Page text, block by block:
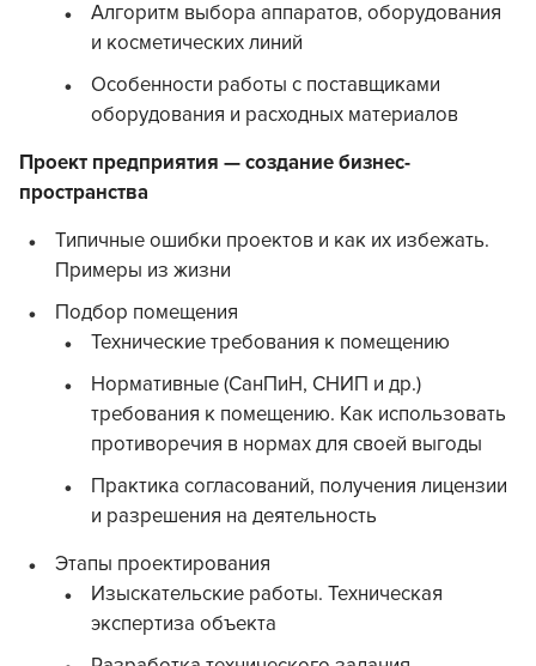
Алгоритм выбора аппаратов, оборудования
и косметических линий
Особенности работы с поставщиками
оборудования и расходных материалов
Проект предприятия — создание бизнес-
пространства
Типичные ошибки проектов и как их избежать.
Примеры из жизни
Подбор помещения
Технические требования к помещению
Нормативные (СанПиН, СНИП и др.)
требования к помещению. Как использовать
противоречия в нормах для своей выгоды
Практика согласований, получения лицензии
и разрешения на деятельность
Этапы проектирования
Изыскательские работы. Техническая
экспертиза объекта